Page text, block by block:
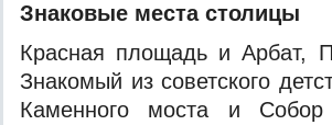
Знаковые места столицы
Красная площадь и Арбат,
Знакомый из советского
Каменного моста и Собор